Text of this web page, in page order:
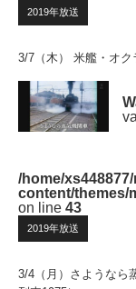
2019年放送
3/7（木） 米艦・オク
/home/
content/themes/
on line 43
2019年放送
3/4（月）さようなら